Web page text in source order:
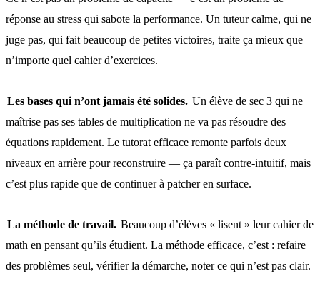
réponse au stress qui sabote la performance. Un tuteur calme, qui ne
juge pas, qui fait beaucoup de petites victoires, traite ça mieux que
n’importe quel cahier d’exercices.
Les bases qui n’ont jamais été solides. Un élève de sec 3 qui ne
maîtrise pas ses tables de multiplication ne va pas résoudre des
équations rapidement. Le tutorat efficace remonte parfois deux
niveaux en arrière pour reconstruire — ça paraît contre-intuitif, mais
c’est plus rapide que de continuer à patcher en surface.
La méthode de travail. Beaucoup d’élèves « lisent » leur cahier de
math en pensant qu’ils étudient. La méthode efficace, c’est : refaire
des problèmes seul, vérifier la démarche, noter ce qui n’est pas clair.